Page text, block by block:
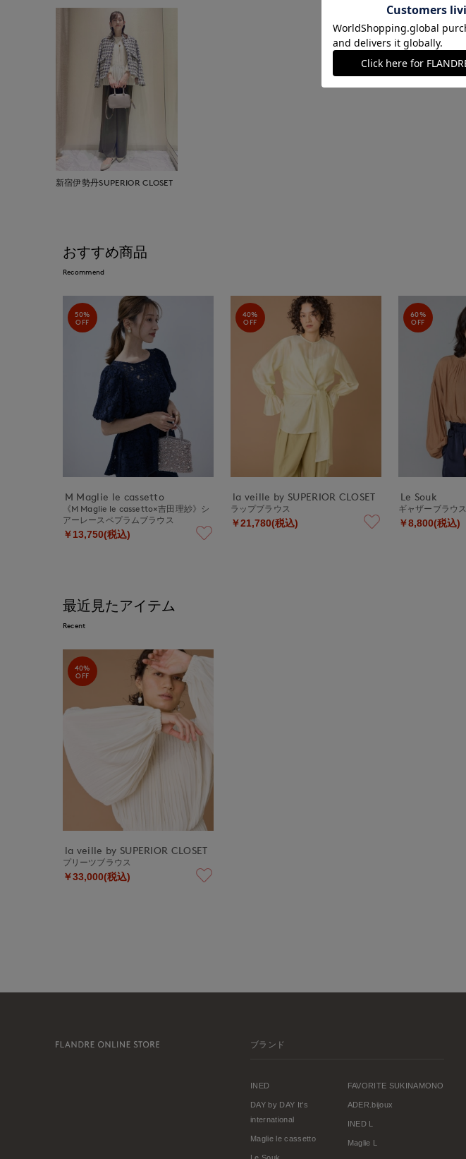
新宿伊勢丹SUPERIOR CLOSET
おすすめ商品
Recommend
50%
OFF
M Maglie le cassetto
《M Maglie le cassetto×吉田理紗》シ
アーレースペプラムブラウス
￥13,750(税込)
40%
OFF
la veille by SUPERIOR CLOSET
ラップブラウス
￥21,780(税込)
60%
OFF
Le Souk
ギャザーブラウス
￥8,800(税込)
最近見たアイテム
Recent
40%
OFF
la veille by SUPERIOR CLOSET
プリーツブラウス
￥33,000(税込)
ブランド
INED
DAY by DAY It's
international
Maglie le cassetto
FAVORITE SUKINAMONO
ADER.bijoux
INED L
Maglie L